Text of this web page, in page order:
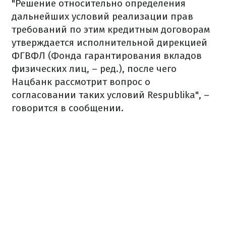
"Решение относительно определения
дальнейших условий реализации прав
требований по этим кредитным договорам
утверждается исполнительной дирекцией
ФГВФЛ (Фонда гарантирования вкладов
физических лиц, – ред.), после чего
Нацбанк рассмотрит вопрос о
согласовании таких условий Respublika", –
говорится в сообщении.